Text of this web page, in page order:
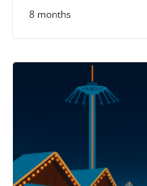
8 months